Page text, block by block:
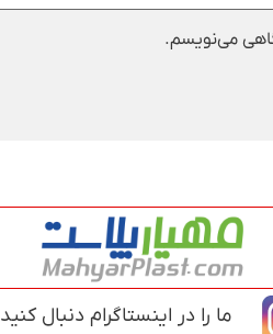
می‌نویسم.
ما را در اینستاگرام دنبال کنید